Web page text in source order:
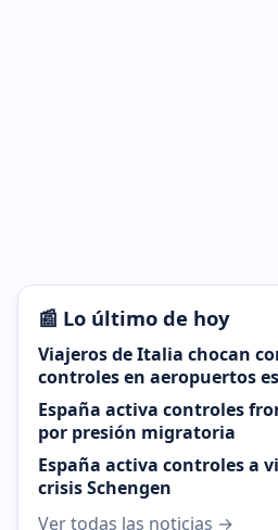
📰 Lo último de hoy
Viajeros de Italia chocan
controles en aeropuertos
España activa controles
por presión migratoria
España activa controles a
crisis Schengen
Ver todas las noticias →